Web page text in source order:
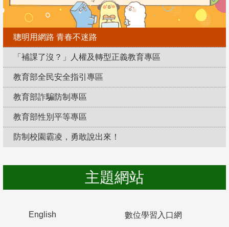
聰明用網路 青春不迷路
「補課了沒？」人權及轉型正義教育專區
教育部全民安全指引專區
教育部詐騙防制專區
教育部性別平等專區
防制校園霸凌，勇敢說出來！
主題網站
English 數位學習入口網